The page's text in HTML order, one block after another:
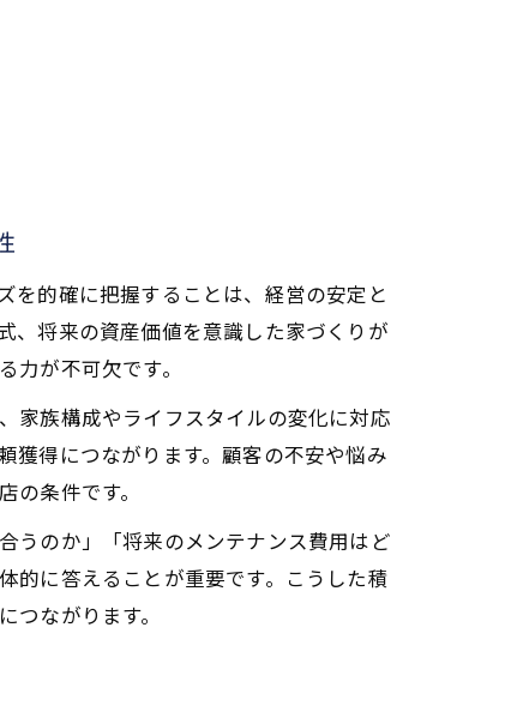
を的確に把握することは、経営の安定と
、将来の資産価値を意識した家づくりが
が不可欠です。
家族構成やライフスタイルの変化に対応
獲得につながります。顧客の不安や悩み
条件です。
うのか」「将来のメンテナンス費用はど
的に答えることが重要です。こうした積
ながります。